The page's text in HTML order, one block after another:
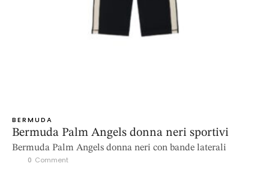
BERMUDA
Bermuda Palm Angels donna neri sportivi
Bermuda Palm Angels donna neri con bande laterali
0 Comment